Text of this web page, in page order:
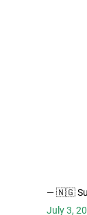
— 🇳🇬
July 3,